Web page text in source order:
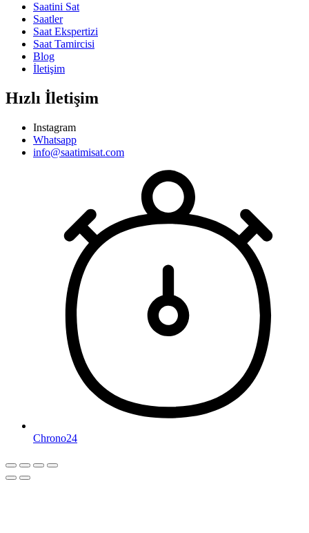
Saatini Sat
Saatler
Saat Ekspertizi
Saat Tamircisi
Blog
İletişim
Hızlı İletişim
Instagram
Whatsapp
info@saatimisat.com
Chrono24